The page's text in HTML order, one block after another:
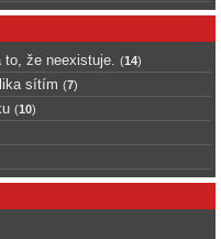
to, že neexistuje. (14)
sítím (7)
(10)